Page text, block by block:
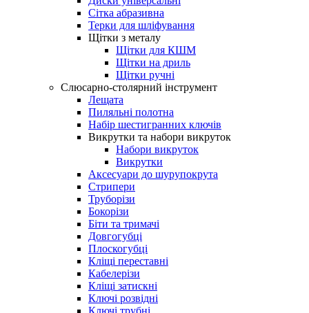
Сітка абразивна
Терки для шліфування
Щітки з металу
Щітки для КШМ
Щітки на дриль
Щітки ручні
Слюсарно-столярний інструмент
Лещата
Пиляльні полотна
Набір шестигранних ключів
Викрутки та набори викруток
Набори викруток
Викрутки
Аксесуари до шурупокрута
Стрипери
Труборізи
Бокорізи
Біти та тримачі
Довгогубці
Плоскогубці
Кліщі переставні
Кабелерізи
Кліщі затискні
Ключі розвідні
Ключі трубні